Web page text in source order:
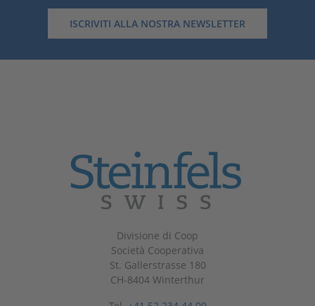
ISCRIVITI ALLA NOSTRA NEWSLETTER
Divisione di Coop
Società Cooperativa
St. Gallerstrasse 180
CH-8404 Winterthur